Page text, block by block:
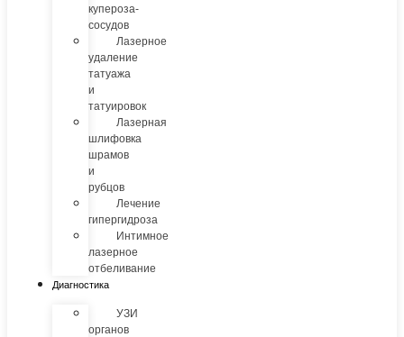
купероза-
сосудов
Лазерное
удаление
татуажа
и
татуировок
Лазерная
шлифовка
шрамов
и
рубцов
Лечение
гипергидроза
Интимное
лазерное
отбеливание
Диагностика
УЗИ
органов